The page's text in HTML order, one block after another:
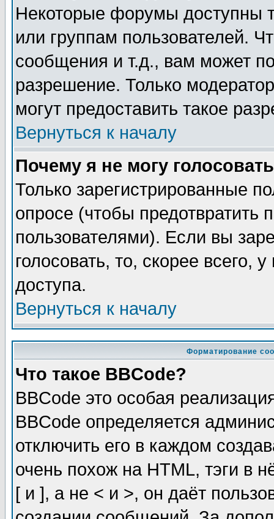
Некоторые форумы доступны
или группам пользователей.
сообщения и т.д., вам может
разрешение. Только
могут предоставить такое
Вернуться к началу
Почему я не могу
Только зарегистрированные
опросе (чтобы предотвратить
пользователями). Если вы
голосовать, то, скорее всего,
доступа.
Вернуться к началу
Форматирование
Что такое BBCode?
BBCode это особая
BBCode определяется
отключить его в каждом
очень похож на HTML, тэги в
[ и ], а не < и >, он даёт